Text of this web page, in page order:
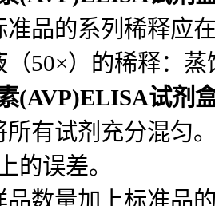
所有试剂充分混匀
的误差。
品数量加上标准品
据自己的数量来
孔内。
后的标准品50ul于